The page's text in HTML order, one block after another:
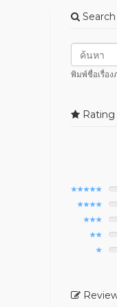
Search
พิมพ์ชื่อเรื่อ
Rating